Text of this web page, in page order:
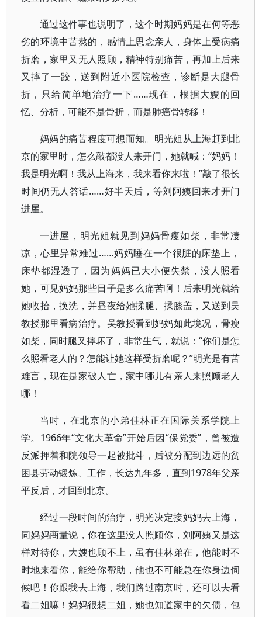
通过这件事也说明了，这个时期妈妈是在何等恶
劣的环境中苦熬的，感情上思念亲人，身体上受病痛
折磨，家里又无人照顾，精神特别痛苦，再加上后来
又摔了一跤，送到附近小医院检查，诊断是大腿骨
折，只给简单地治疗一下……现在，根据大嫂的回
忆、分析，可能不是骨折，而是肺癌骨转移！
妈妈的痛苦程度可想而知。明光姐从上海赶到北
京的家里时，怎么敲都没人来开门，她就喊：“妈妈！
我是明光啊！我从上海来，我来看你来啦！”敲了很长
时间仍无人答话……好半天后，等刘阿姨回来才开门
进屋。
一进屋，明光姐就见到妈妈骨瘦如柴，非常凄
凉，心里异常难过……妈妈睡在一个很脏的床垫上，
床垫都湿透了，因为妈妈已大小便失禁，没人照看
她，可见妈妈那些日子是多么痛苦啊！后来明光就给
她收拾，换洗，并昼夜给她揉腿、揉膝盖，又送到吴
教授那里看病治疗。吴教授看到妈妈如此境况，骨瘦
如柴，同时腿又摔坏了，非常生气，就说：“你们是怎
么照看老人的？怎能让她这样受折磨呢？”明光是有苦
难言，现在是家破人亡，家中哪儿有亲人来照顾老人
哪！
当时，在北京的小弟佳林正在国际关系学院上
学。1966年“文化大革命”开始后因“保党委”，曾被造
反派押着和院领导一起被批斗，后被分配到边远的贫
困县劳动锻炼、工作，长达九年多，直到1978年父亲
平反后，才回到北京。
经过一段时间的治疗，明光决定接妈妈去上海，
同妈妈商量说，你在这里没人照顾你，刘阿姨又是这
样对待你，大嫂也顾不上，虽有佳林弟在，他能时不
时地来看你，能给你帮助，他也不可能总在你身边伺
候吧！你跟我去上海，我们路过南京时，还可以去看
看二姐嘛！妈妈很想二姐，她也知道家中的欠债，包